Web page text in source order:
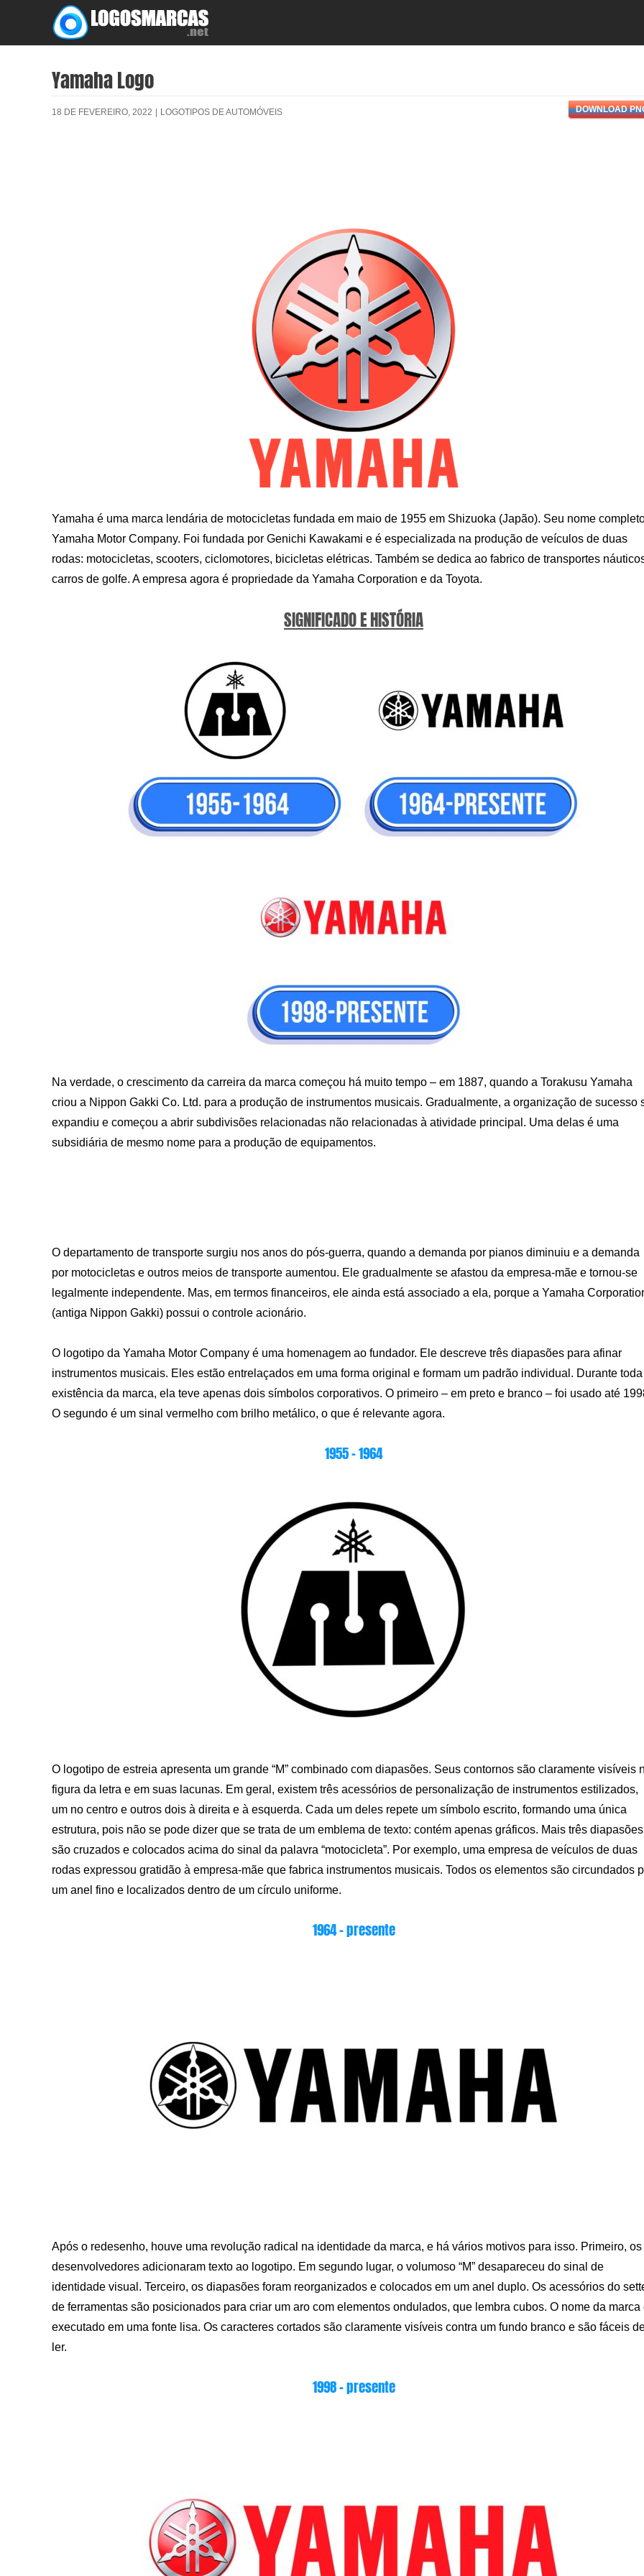
content
Yamaha Logo
18 DE FEVEREIRO, 2022 | LOGOTIPOS DE AUTOMÓVEIS DOWNLOAD
Yamaha é uma marca lendária de motocicletas fundada em maio de 1955 em Shizuoka (Japão). Seu nome
Yamaha Motor Company. Foi fundada por Genichi Kawakami e é especializada na produção de veículos de duas
rodas: motocicletas, scooters, ciclomotores, bicicletas elétricas. Também se dedica ao fabrico de transportes
carros de golfe. A empresa agora é propriedade da Yamaha Corporation e da Toyota.
SIGNIFICADO E HISTÓRIA
Na verdade, o crescimento da carreira da marca começou há muito tempo – em 1887, quando a Torakusu Yamaha
criou a Nippon Gakki Co. Ltd. para a produção de instrumentos musicais. Gradualmente, a organização de sucesso
expandiu e começou a abrir subdivisões relacionadas não relacionadas à atividade principal. Uma delas é uma
subsidiária de mesmo nome para a produção de equipamentos.
O departamento de transporte surgiu nos anos do pós-guerra, quando a demanda por pianos diminuiu e a demanda
por motocicletas e outros meios de transporte aumentou. Ele gradualmente se afastou da empresa-mãe e tornou-se
legalmente independente. Mas, em termos financeiros, ele ainda está associado a ela, porque a Yamaha
(antiga Nippon Gakki) possui o controle acionário.
O logotipo da Yamaha Motor Company é uma homenagem ao fundador. Ele descreve três diapasões para afinar
instrumentos musicais. Eles estão entrelaçados em uma forma original e formam um padrão individual. Durante
existência da marca, ela teve apenas dois símbolos corporativos. O primeiro – em preto e branco – foi usado até
O segundo é um sinal vermelho com brilho metálico, o que é relevante agora.
1955 – 1964
O logotipo de estreia apresenta um grande “M” combinado com diapasões. Seus contornos são claramente visíveis
figura da letra e em suas lacunas. Em geral, existem três acessórios de personalização de instrumentos estilizados,
um no centro e outros dois à direita e à esquerda. Cada um deles repete um símbolo escrito, formando uma única
estrutura, pois não se pode dizer que se trata de um emblema de texto: contém apenas gráficos. Mais três diapasões
são cruzados e colocados acima do sinal da palavra “motocicleta”. Por exemplo, uma empresa de veículos de duas
rodas expressou gratidão à empresa-mãe que fabrica instrumentos musicais. Todos os elementos são circundados
um anel fino e localizados dentro de um círculo uniforme.
1964 – presente
Após o redesenho, houve uma revolução radical na identidade da marca, e há vários motivos para isso. Primeiro, os
desenvolvedores adicionaram texto ao logotipo. Em segundo lugar, o volumoso “M” desapareceu do sinal de
identidade visual. Terceiro, os diapasões foram reorganizados e colocados em um anel duplo. Os acessórios do
de ferramentas são posicionados para criar um aro com elementos ondulados, que lembra cubos. O nome da marca
executado em uma fonte lisa. Os caracteres cortados são claramente visíveis contra um fundo branco e são fáceis
ler.
1998 – presente